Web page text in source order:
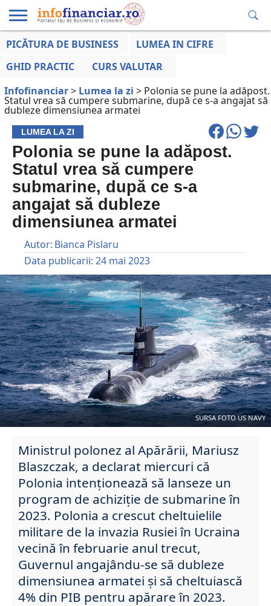
EDUCAȚIE
LA ZI
AFACERILOR
PICĂTURA DE BUSINESS
LUMEA IN CIFRE
GHID PRACTIC
CURS VALUTAR
Infofinanciar> Lumea la zi > Polonia se pune la adăpost.
Statul vrea să cumpere submarine, după ce s-a angajat să
dubleze dimensiunea armatei
LUMEA LA ZI
Polonia se pune la adăpost.
Statul vrea să cumpere
submarine, după ce s-a
angajat să dubleze
dimensiunea armatei
Autor: Bianca Pislaru
Data publicarii: 24 mai 2023
SURSA FOTO US NAVY
Ministrul polonez al Apărării, Mariusz
Blaszczak, a declarat miercuri că
Polonia intenționează să lanseze un
program de achiziție de submarine în
2023. Polonia a crescut cheltuielile
militare de la invazia Rusiei în Ucraina
vecină în februarie anul trecut,
Guvernul angajându-se să dubleze
dimensiunea armatei și să cheltuiască
4% din PIB pentru apărare în 2023.